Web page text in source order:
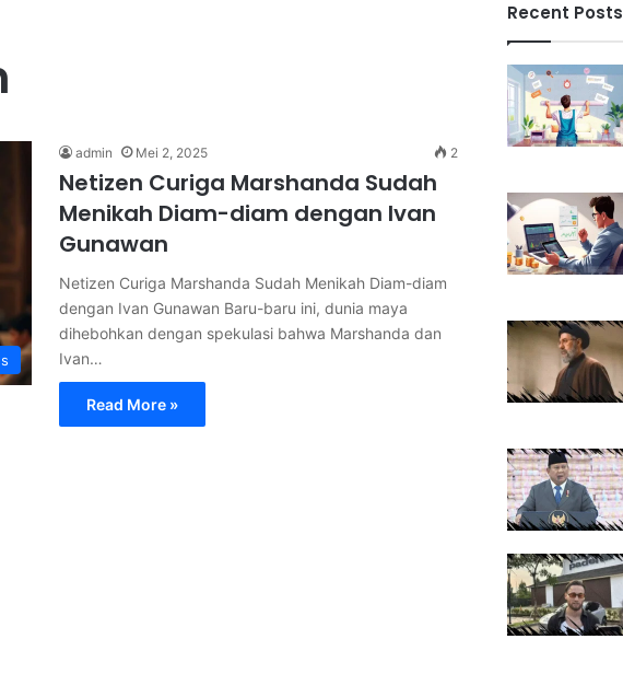
admin Mei 2, 2025 2
Netizen Curiga Marshanda Sudah
Menikah Diam-diam dengan Ivan
Gunawan
Netizen Curiga Marshanda Sudah Menikah Diam-diam
dengan Ivan Gunawan Baru-baru ini, dunia maya
dihebohkan dengan spekulasi bahwa Marshanda dan
Ivan…
Read More »
Recent Posts